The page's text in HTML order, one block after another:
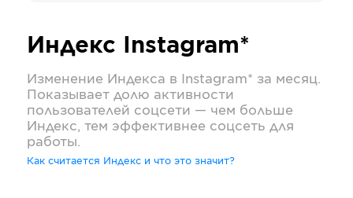
Индекс Instagram*
Изменение Индекса в Instagram* за месяц.
Показывает долю активности
пользователей соцсети — чем больше
Индекс, тем эффективнее соцсеть для
работы.
Как считается Индекс и что это значит?